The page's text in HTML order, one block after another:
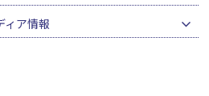
ィア情報